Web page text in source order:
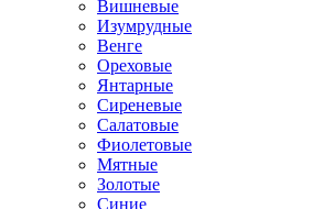
Вишневые
Изумрудные
Венге
Ореховые
Янтарные
Сиреневые
Салатовые
Фиолетовые
Мятные
Золотые
Синие